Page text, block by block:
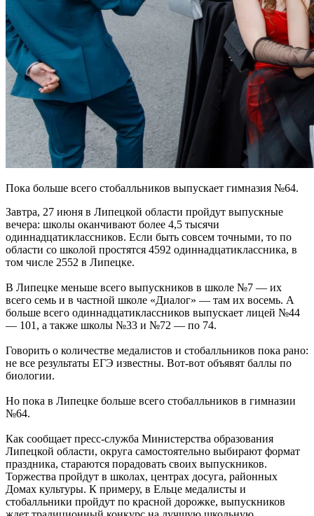
Пока больше всего стобалльников выпускает гимназия №64.
Завтра, 27 июня в Липецкой области пройдут выпускные
вечера: школы оканчивают более 4,5 тысячи
одиннадцатиклассников. Если быть совсем точными, то по
области со школой простятся 4592 одиннадцатиклассника, в
том числе 2552 в Липецке.
В Липецке меньше всего выпускников в школе №7 — их
всего семь и в частной школе «Диалог» — там их восемь. А
больше всего одиннадцатиклассников выпускает лицей №44
— 101, а также школы №33 и №72 — по 74.
Говорить о количестве медалистов и стобалльников пока рано:
не все результаты ЕГЭ известны. Вот-вот объявят баллы по
биологии.
Но пока в Липецке больше всего стобалльников в гимназии
№64.
Как сообщает пресс-служба Министерства образования
Липецкой области, округа самостоятельно выбирают формат
праздника, стараются порадовать своих выпускников.
Торжества пройдут в школах, центрах досуга, районных
Домах культуры. К примеру, в Ельце медалисты и
стобалльники пройдут по красной дорожке, выпускников